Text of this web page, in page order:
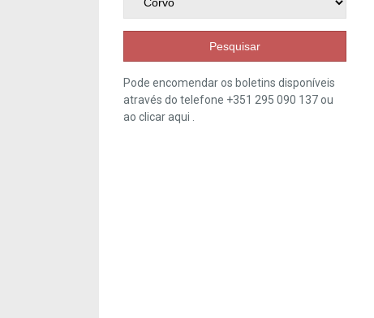
Pesquisar
Pode encomendar os boletins disponíveis
através do telefone +351 295 090 137 ou
ao clicaraqui